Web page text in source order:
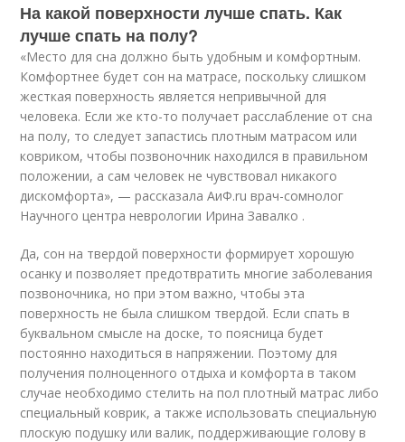
На какой поверхности лучше спать. Как
лучше спать на полу?
«Место для сна должно быть удобным и комфортным.
Комфортнее будет сон на матрасе, поскольку слишком
жесткая поверхность является непривычной для
человека. Если же кто-то получает расслабление от сна
на полу, то следует запастись плотным матрасом или
ковриком, чтобы позвоночник находился в правильном
положении, а сам человек не чувствовал никакого
дискомфорта», — рассказала АиФ.ru врач-сомнолог
Научного центра неврологии Ирина Завалко .
Да, сон на твердой поверхности формирует хорошую
осанку и позволяет предотвратить многие заболевания
позвоночника, но при этом важно, чтобы эта
поверхность не была слишком твердой. Если спать в
буквальном смысле на доске, то поясница будет
постоянно находиться в напряжении. Поэтому для
получения полноценного отдыха и комфорта в таком
случае необходимо стелить на пол плотный матрас либо
специальный коврик, а также использовать специальную
плоскую подушку или валик, поддерживающие голову в